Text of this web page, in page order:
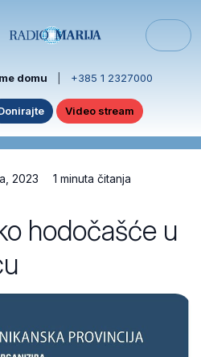
domu +385 1 2327000
Video stream
2023 1 minuta čitanja
hodočašće u